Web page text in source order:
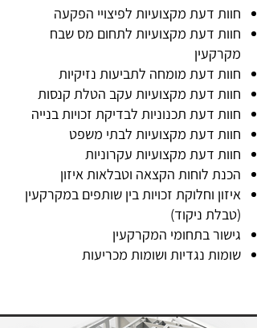
חוות דעת מקצועיות לפיצויי הפקעה
חוות דעת מקצועיות לתחום מס שבח
מקרקעין
חוות דעת מומחה לתביעות נזיקיות
חוות דעת מקצועיות עקב הטלת קנסות
חוות דעת תכנוניות לבדיקת זכויות בנייה
חוות דעת מקצועיות לבתי משפט
חוות דעת מקצועיות עקרוניות
הכנת לוחות הקצאה וטבלאות איזון
איזון וחלוקת זכויות בין שותפים במקרקעין
(טבלת ניקוד)
גישור בתחומי המקרקעין
שומות נגדיות ושומות מכריעות